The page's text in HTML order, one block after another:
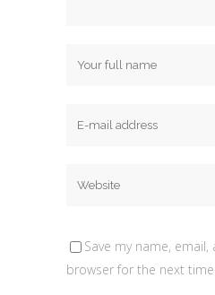
Save my name,
browser for the next